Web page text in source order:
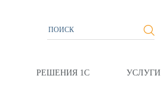
РЕШЕНИЯ 1С УСЛУГИ